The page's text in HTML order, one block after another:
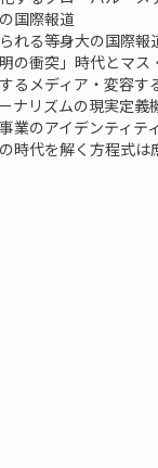
国際報道
る等身大の国際報
衝突」時代とマス
メディア・変容す
リズムの現実定義
のアイデンティテ
代を解く方程式は